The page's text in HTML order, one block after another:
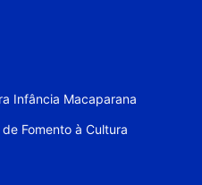
Infância Macaparana
Fomento à Cultura